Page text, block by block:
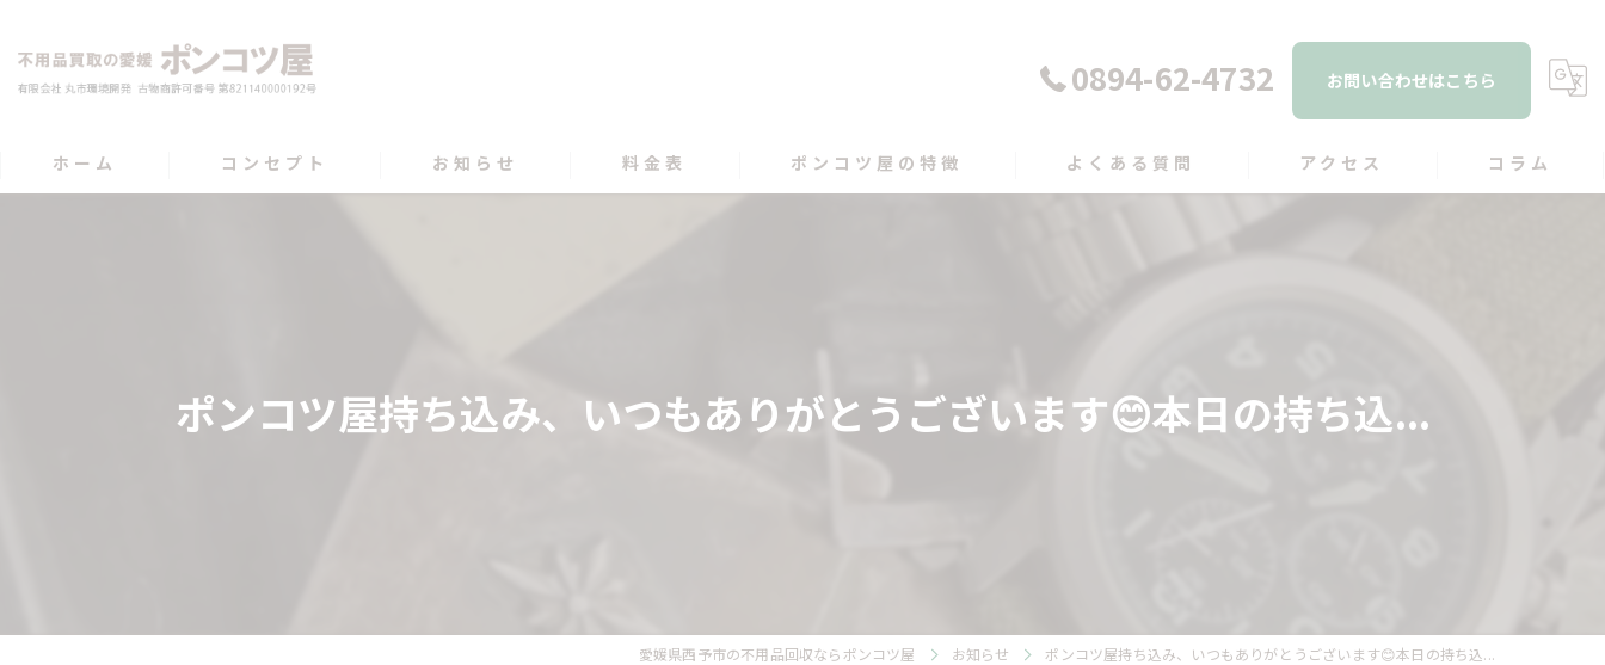
0894-62-4732 お問い合わせはこちら
ホーム コンセプト お知らせ 料金表 ポンコツ屋の特徴
愛媛の不用品回収
よくある質問 アクセス コラム
ポンコツ屋持ち込み、いつもありがとうございます😊本日の持ち込...
愛媛県西予市の不用品回収ならポンコツ屋 お知らせ ポンコツ屋持ち込み、いつもありがとうございます😊本日の持ち込...